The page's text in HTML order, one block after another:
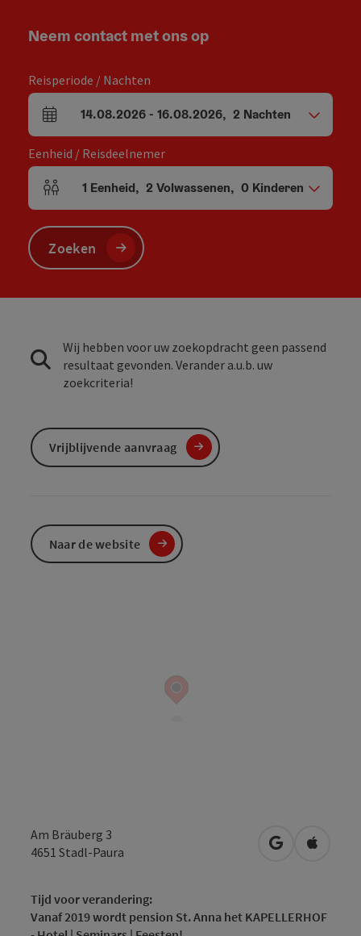
Am Bräuberg 3
4651 Stadl-Paura Openen in
Tijd voor verandering:
Vanaf 2019 wordt pension St. Anna het KAPELLERHOF
Neem contact met ons op
Reisperiode / Nachten
Velden voor aankomst en vertrek
14.08.2026- 16.08.2026, 2 Nachten
Eenheid / Reisdeelnemer
Aantal eenheden en persoonsvelden
1 Eenheid, 2 Volwassenen, 0 Kinderen
Zoeken
Wij hebben voor uw zoekopdracht geen passend
resultaat gevonden. Verander a.u.b. uw
zoekcriteria!
Vrijblijvende aanvraag
Naar de website